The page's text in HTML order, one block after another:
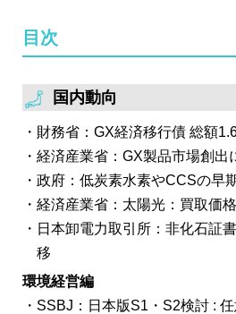
目次
国内動向
財務省：GX経済移行債 総額
経済産業省：GX製品市場創出
政府：低炭素水素やCCSの早
経済産業省：太陽光：買取価
日本卸電力取引所：非化石証
移
環境経営編
SSBJ：日本版S1・S2検討 :